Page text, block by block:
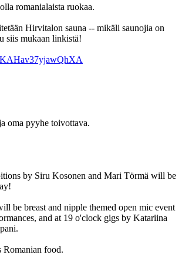
romanialaista ruokaa.
Hirvitalon sauna -- mikäli saunojia on
siis mukaan linkistä!
oma pyyhe toivottava.
by Siru Kosonen and Mari Törmä will be
be breast and nipple themed open mic event
and at 19 o'clock gigs by Katariina
food.